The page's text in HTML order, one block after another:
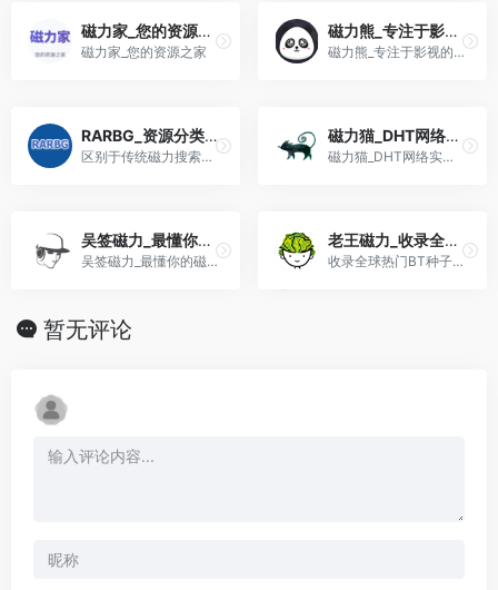
磁力家_您的资源之家
磁力家_您的资源之家
磁力熊_专注于影视的磁力资源网站可在线观看
磁力熊_专注于影视的磁力资源网站可在线观看
RARBG_资源分类齐全的磁力资源网站
区别于传统磁力搜索网站，该网站将海量的磁力链接进行了细致的分类整理，可以按上传时间、体积大小和资源热度排序筛选。
磁力猫_DHT网络实时索引磁力网站
磁力猫_DHT网络实时索引磁力网站
吴签磁力_最懂你的磁力链接搜索引擎
吴签磁力_最懂你的磁力链接搜索引擎
老王磁力_收录全球热门BT种子和磁力链接
收录全球热门BT种子和磁力链接
暂无评论